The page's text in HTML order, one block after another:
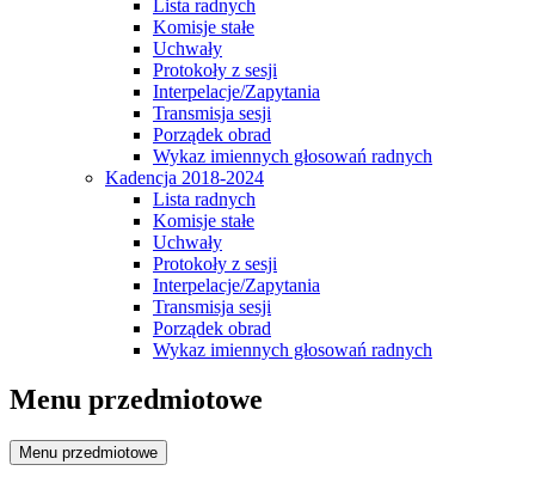
Lista radnych
Komisje stałe
Uchwały
Protokoły z sesji
Interpelacje/Zapytania
Transmisja sesji
Porządek obrad
Wykaz imiennych głosowań radnych
Kadencja 2018-2024
Lista radnych
Komisje stałe
Uchwały
Protokoły z sesji
Interpelacje/Zapytania
Transmisja sesji
Porządek obrad
Wykaz imiennych głosowań radnych
Menu przedmiotowe
Menu przedmiotowe